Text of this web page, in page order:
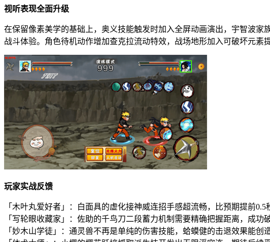
视听表现全面升级
在保留像素美学的基础上，奥义技能触发时加入全屏动画演出，宇智波
战斗体验。角色待机动作增加查克拉流动特效，战场地形加入可破坏元素
玩家实战反馈
「木叶丸爱好者」：白面具的虚化接神威连招手感超流畅，比预期提前
「写轮眼收藏家」：佐助的千鸟刀二段蓄力机制需要精确把握距离，成功
「妙木山学徒」：通灵兽不再是单纯的伤害技能，蛤蟆健的击退效果能创